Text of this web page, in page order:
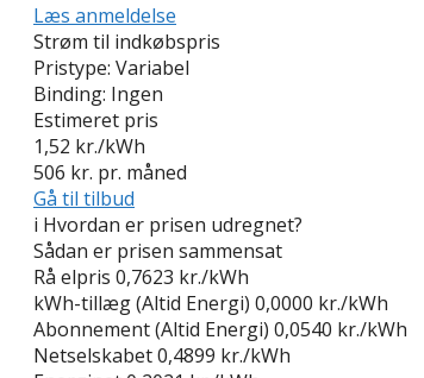
Læs anmeldelse
Strøm til indkøbspris
Pristype: Variabel
Binding: Ingen
Estimeret pris
1,52 kr./kWh
506 kr. pr. måned
Gå til tilbud
i Hvordan er prisen udregnet?
Sådan er prisen sammensat
Rå elpris 0,7623 kr./kWh
kWh-tillæg (Altid Energi) 0,0000 kr./kWh
Abonnement (Altid Energi) 0,0540 kr./kWh
Netselskabet0,4899 kr./kWh